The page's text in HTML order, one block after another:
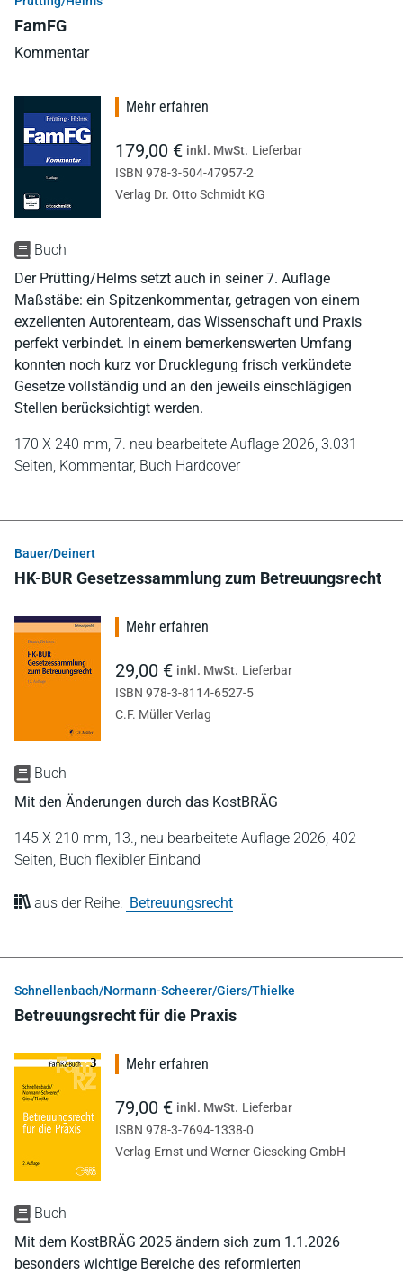
FamFG
Kommentar
Buch
Der Prütting/Helms setzt auch in seiner 7. Auflage
Maßstäbe: ein Spitzenkommentar, getragen von einem
exzellenten Autorenteam, das Wissenschaft und Praxis
perfekt verbindet. In einem bemerkenswerten Umfang
konnten noch kurz vor Drucklegung frisch verkündete
Gesetze vollständig und an den jeweils einschlägigen
Stellen berücksichtigt werden.
170 X 240 mm, 7. neu bearbeitete Auflage 2026, 3.031
Seiten, Kommentar, Buch Hardcover
Mehr erfahren
179,00 € inkl. MwSt. Lieferbar
ISBN 978-3-504-47957-2
Verlag Dr. Otto Schmidt KG
Bauer/Deinert
HK-BUR Gesetzessammlung zum Betreuungsrecht
Buch
Mit den Änderungen durch das KostBRÄG
145 X 210 mm, 13., neu bearbeitete Auflage 2026, 402
Seiten, Buch flexibler Einband
aus der Reihe: Betreuungsrecht
Mehr erfahren
29,00 € inkl. MwSt. Lieferbar
ISBN 978-3-8114-6527-5
C.F. Müller Verlag
Schnellenbach/Normann-Scheerer/Giers/Thielke
Betreuungsrecht für die Praxis
Buch
Mit dem KostBRÄG 2025 ändern sich zum 1.1.2026
besonders wichtige Bereiche des reformierten
Mehr erfahren
79,00 € inkl. MwSt. Lieferbar
ISBN 978-3-7694-1338-0
Verlag Ernst und Werner Gieseking GmbH